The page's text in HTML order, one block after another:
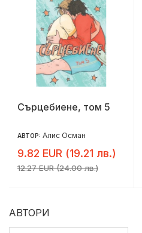
Сърцебиене, том 5
АВТОР: Алис Осман
9.82 EUR (19.21 лв.)
12.27 EUR (24.00 лв.)
АВТОРИ